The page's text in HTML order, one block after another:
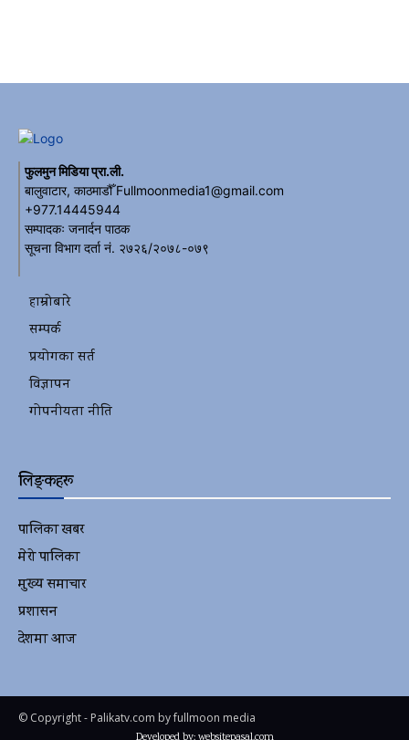
फुलमुन मिडिया प्रा.ली.
बालुवाटार, काठमाडौँ Fullmoonmedia1@gmail.com
+977.14445944
सम्पादकः जनार्दन पाठक
सूचना विभाग दर्ता नं. २७२६/२०७८-०७९
हाम्रोबारे
सम्पर्क
प्रयोगका सर्त
विज्ञापन
गोपनीयता नीति
लिङ्कहरू
पालिका खबर
मेरो पालिका
मुख्य समाचार
प्रशासन
देशमा आज
© Copyright - Palikatv.com by fullmoon media